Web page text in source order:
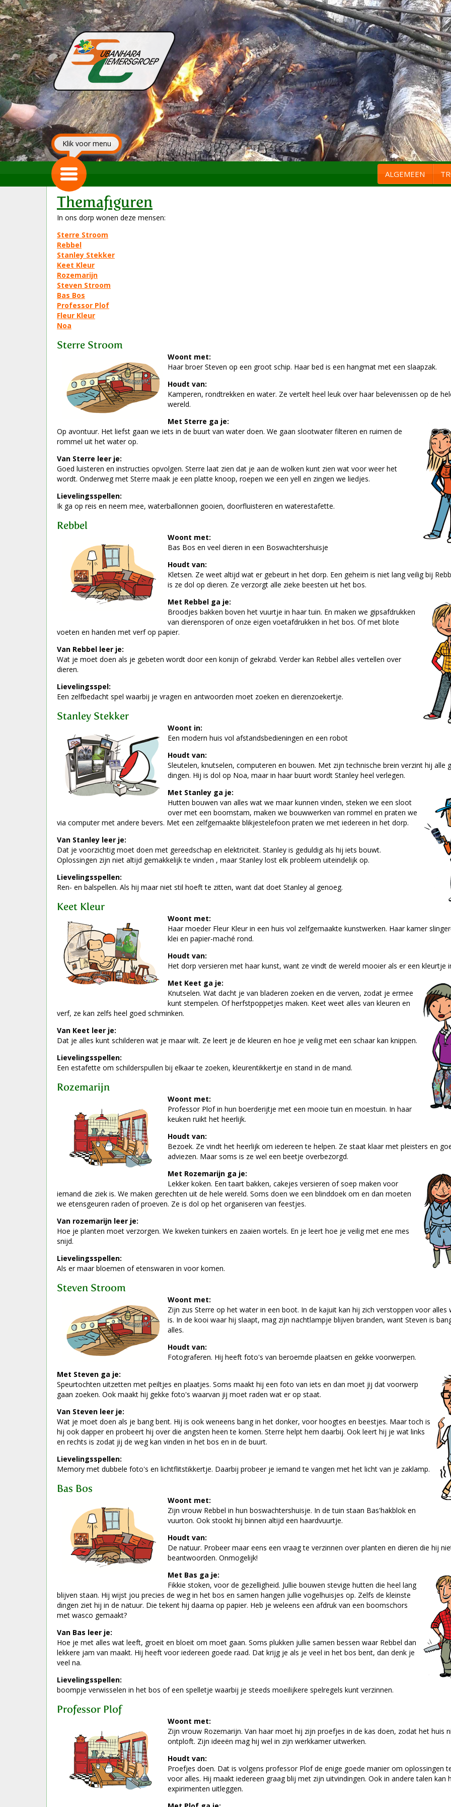
Klik voor menu
ALGEMEEN
Themafiguren
In ons dorp wonen deze mensen:
Sterre Stroom
Rebbel
Stanley Stekker
Keet Kleur
Rozemarijn
Steven Stroom
Bas Bos
Professor Plof
Fleur Kleur
Noa
Sterre Stroom
Woont met:
Haar broer Steven op een groot schip. Haar bed is een hangmat met een slaapzak.
Houdt van:
Kamperen, rondtrekken en water. Ze vertelt heel leuk over haar belevenissen op de
wereld.
Met Sterre ga je:
Op avontuur. Het liefst gaan we iets in de buurt van water doen. We gaan slootwater filteren en ruimen de
rommel uit het water op.
Van Sterre leer je:
Goed luisteren en instructies opvolgen. Sterre laat zien dat je aan de wolken kunt zien wat voor weer het
wordt. Onderweg met Sterre maak je een platte knoop, roepen we een yell en zingen we liedjes.
Lievelingsspellen:
Ik ga op reis en neem mee, waterballonnen gooien, doorfluisteren en waterestafette.
Rebbel
Woont met:
Bas Bos en veel dieren in een Boswachtershuisje
Houdt van:
Kletsen. Ze weet altijd wat er gebeurt in het dorp. Een geheim is niet lang veilig bij
is ze dol op dieren. Ze verzorgt alle zieke beesten uit het bos.
Met Rebbel ga je:
Broodjes bakken boven het vuurtje in haar tuin. En maken we gipsafdrukken
van dierensporen of onze eigen voetafdrukken in het bos. Of met blote
voeten en handen met verf op papier.
Van Rebbel leer je:
Wat je moet doen als je gebeten wordt door een konijn of gekrabd. Verder kan Rebbel alles vertellen over
dieren.
Lievelingsspel:
Een zelfbedacht spel waarbij je vragen en antwoorden moet zoeken en dierenzoekertje.
Stanley Stekker
Woont in:
Een modern huis vol afstandsbedieningen en een robot
Houdt van:
Sleutelen, knutselen, computeren en bouwen. Met zijn technische brein verzint hij alle
dingen. Hij is dol op Noa, maar in haar buurt wordt Stanley heel verlegen.
Met Stanley ga je:
Hutten bouwen van alles wat we maar kunnen vinden, steken we een sloot
over met een boomstam, maken we bouwwerken van rommel en praten we
via computer met andere bevers. Met een zelfgemaakte blikjestelefoon praten we met iedereen in het dorp.
Van Stanley leer je:
Dat je voorzichtig moet doen met gereedschap en elektriciteit. Stanley is geduldig als hij iets bouwt.
Oplossingen zijn niet altijd gemakkelijk te vinden , maar Stanley lost elk probleem uiteindelijk op.
Lievelingsspellen:
Ren- en balspellen. Als hij maar niet stil hoeft te zitten, want dat doet Stanley al genoeg.
Keet Kleur
Woont met:
Haar moeder Fleur Kleur in een huis vol zelfgemaakte kunstwerken. Haar kamer
klei en papier-maché rond.
Houdt van:
Het dorp versieren met haar kunst, want ze vindt de wereld mooier als er een kleurtje
Met Keet ga je:
Knutselen. Wat dacht je van bladeren zoeken en die verven, zodat je ermee
kunt stempelen. Of herfstpoppetjes maken. Keet weet alles van kleuren en
verf, ze kan zelfs heel goed schminken.
Van Keet leer je:
Dat je alles kunt schilderen wat je maar wilt. Ze leert je de kleuren en hoe je veilig met een schaar kan knippen.
Lievelingsspellen:
Een estafette om schilderspullen bij elkaar te zoeken, kleurentikkertje en stand in de mand.
Rozemarijn
Woont met:
Professor Plof in hun boerderijtje met een mooie tuin en moestuin. In haar
keuken ruikt het heerlijk.
Houdt van:
Bezoek. Ze vindt het heerlijk om iedereen te helpen. Ze staat klaar met pleisters en
adviezen. Maar soms is ze wel een beetje overbezorgd.
Met Rozemarijn ga je:
Lekker koken. Een taart bakken, cakejes versieren of soep maken voor
iemand die ziek is. We maken gerechten uit de hele wereld. Soms doen we een blinddoek om en dan moeten
we etensgeuren raden of proeven. Ze is dol op het organiseren van feestjes.
Van rozemarijn leer je:
Hoe je planten moet verzorgen. We kweken tuinkers en zaaien wortels. En je leert hoe je veilig met ene mes
snijd.
Lievelingsspellen:
Als er maar bloemen of etenswaren in voor komen.
Steven Stroom
Woont met:
Zijn zus Sterre op het water in een boot. In de kajuit kan hij zich verstoppen voor alles
is. In de kooi waar hij slaapt, mag zijn nachtlampje blijven branden, want Steven is
alles.
Houdt van:
Fotograferen. Hij heeft foto's van beroemde plaatsen en gekke voorwerpen.
Met Steven ga je:
Speurtochten uitzetten met peiltjes en plaatjes. Soms maakt hij een foto van iets en dan moet jij dat voorwerp
gaan zoeken. Ook maakt hij gekke foto's waarvan jij moet raden wat er op staat.
Van Steven leer je:
Wat je moet doen als je bang bent. Hij is ook weneens bang in het donker, voor hoogtes en beestjes. Maar toch is
hij ook dapper en probeert hij over die angsten heen te komen. Sterre helpt hem daarbij. Ook leert hij je wat links
en rechts is zodat jij de weg kan vinden in het bos en in de buurt.
Lievelingsspellen:
Memory met dubbele foto's en lichtflitstikkertje. Daarbij probeer je iemand te vangen met het licht van je zaklamp.
Bas Bos
Woont met:
Zijn vrouw Rebbel in hun boswachtershuisje. In de tuin staan Bas'hakblok en
vuurton. Ook stookt hij binnen altijd een haardvuurtje.
Houdt van:
De natuur. Probeer maar eens een vraag te verzinnen over planten en dieren die hij
beantwoorden. Onmogelijk!
Met Bas ga je:
Fikkie stoken, voor de gezelligheid. Jullie bouwen stevige hutten die heel lang
blijven staan. Hij wijst jou precies de weg in het bos en samen hangen jullie vogelhuisjes op. Zelfs de kleinste
dingen ziet hij in de natuur. Die tekent hij daarna op papier. Heb je weleens een afdruk van een boomschors
met wasco gemaakt?
Van Bas leer je:
Hoe je met alles wat leeft, groeit en bloeit om moet gaan. Soms plukken jullie samen bessen waar Rebbel dan
lekkere jam van maakt. Hij heeft voor iedereen goede raad. Dat krijg je als je veel in het bos bent, dan denk je
veel na.
Lievelingsspellen:
boompje verwisselen in het bos of een spelletje waarbij je steeds moeilijkere spelregels kunt verzinnen.
Professor Plof
Woont met:
Zijn vrouw Rozemarijn. Van haar moet hij zijn proefjes in de kas doen, zodat het huis
ontploft. Zijn ideeën mag hij wel in zijn werkkamer uitwerken.
Houdt van:
Proefjes doen. Dat is volgens professor Plof de enige goede manier om oplossingen
voor alles. Hij maakt iedereen graag blij met zijn uitvindingen. Ook in andere talen kan
expirimenten uitleggen.